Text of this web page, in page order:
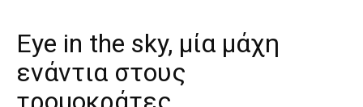
Eye in the sky, μία μάχη
ενάντια στους